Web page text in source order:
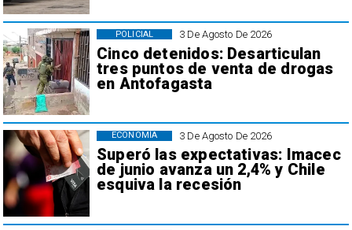
3 De Agosto De 2026
Cinco detenidos: Desarticulan
tres puntos de venta de drogas
en Antofagasta
POLICIAL
3 De Agosto De 2026
Superó las expectativas: Imacec
de junio avanza un 2,4% y Chile
esquiva la recesión
ECONOMÍA